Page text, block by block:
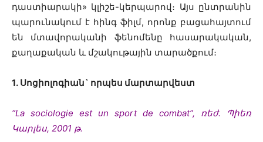
դաստիարակի» կլիշե-կերպարով։ Այս ընտրանին
պարունակում է հինգ ֆիլմ, որոնք բացահայտում
են մտավորականի ֆենոմենը հասարակական,
քաղաքական և մշակութային տարածքում։
1․ Սոցիոլոգիան` որպես մարտարվեստ
“La sociologie est un sport de combat”, ռեժ. Պիեռ
Կարլես, 2001 թ․